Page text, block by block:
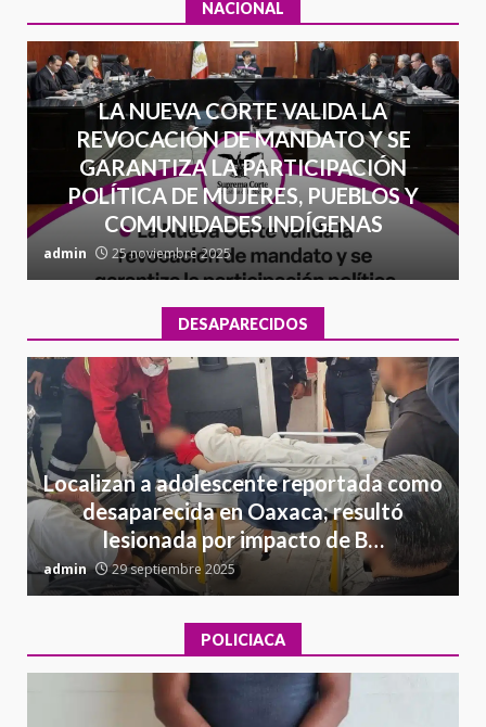
NACIONAL
LA NUEVA CORTE VALIDA LA
REVOCACIÓN DE MANDATO Y SE
GARANTIZA LA PARTICIPACIÓN
POLÍTICA DE MUJERES, PUEBLOS Y
COMUNIDADES INDÍGENAS
admin 25 noviembre 2025
DESAPARECIDOS
Localizan a adolescente reportada como
desaparecida en Oaxaca; resultó
lesionada por impacto de B…
admin 29 septiembre 2025
POLICIACA